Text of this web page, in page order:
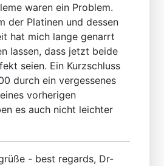
waren ein Problem.
der Platinen und dessen
hat mich lange genarrt
lassen, dass jetzt beide
seien. Ein Kurzschluss
durch ein vergessenes
vorherigen
es auch nicht leichter
- best regards, Dr-